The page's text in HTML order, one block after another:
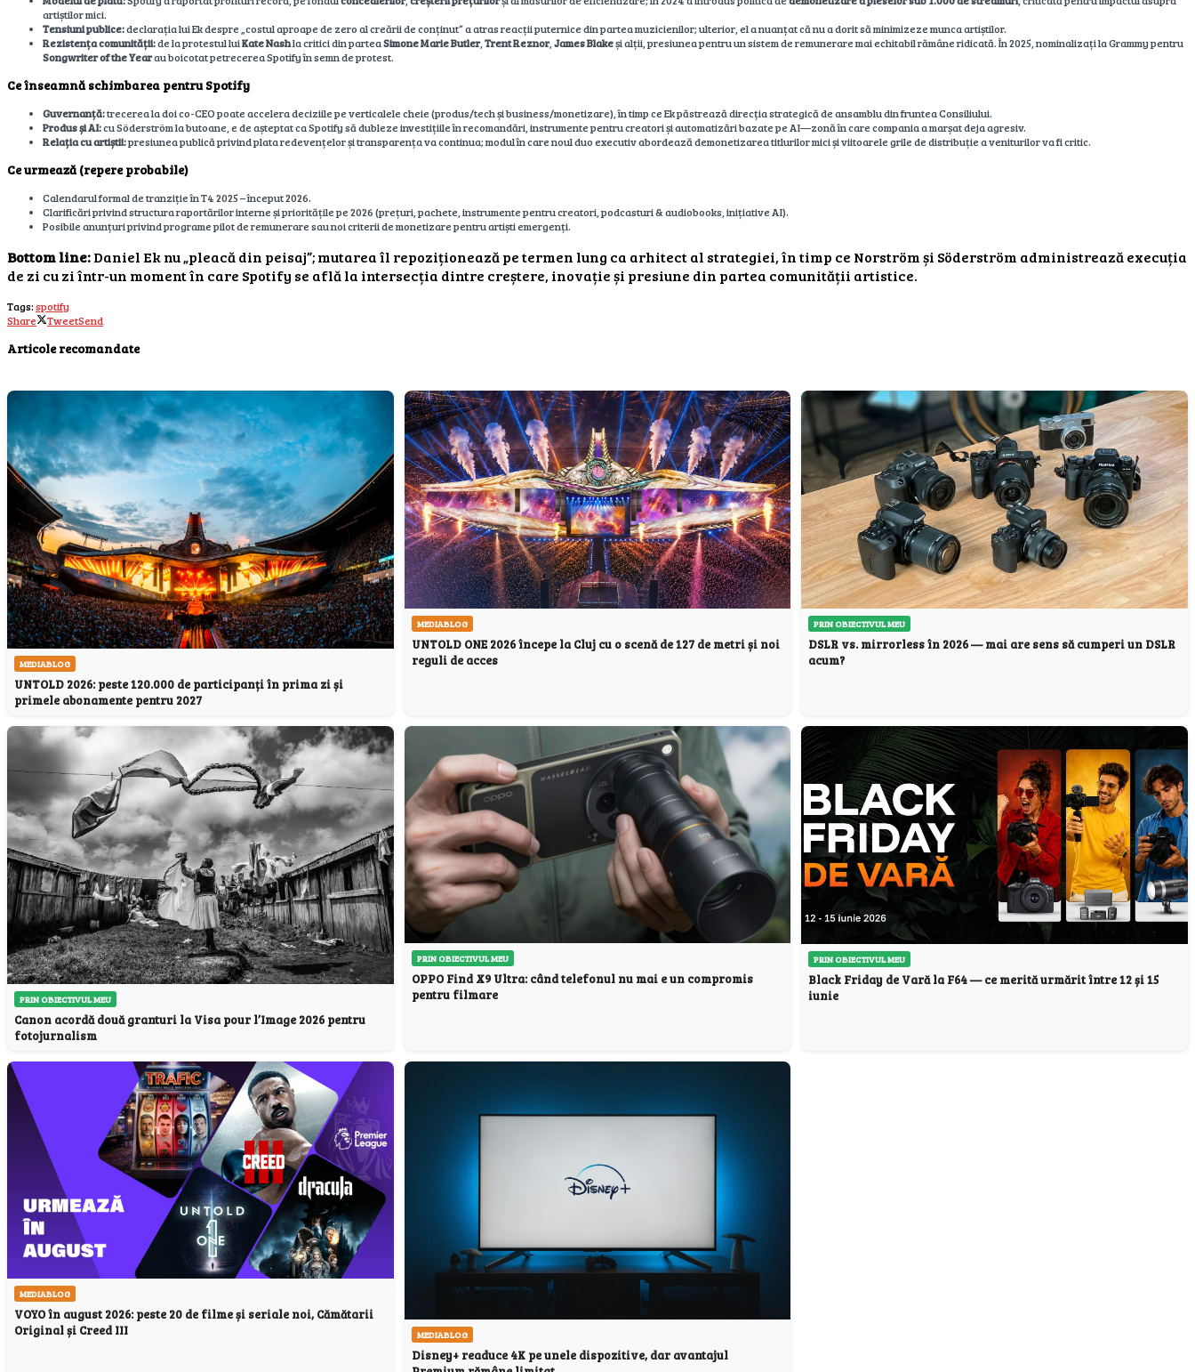
artiștilor mici.
Tensiuni publice:declarația lui Ek despre „costul aproape de zero al creării de conținut” a atras reacții puternice din partea muzicienilor; ulterior, el a nuanțat că nu a dorit să minimizeze munca artiștilor.
Rezistența comunității:de la protestul luiKate Nashla critici din parteaSimone Marie Butler, Trent Reznor, James Blakeși alții, presiunea pentru un sistem de remunerare mai echitabil rămâne ridicată. În 2025, nominalizați la Grammy pentru
Songwriter of the Yearau boicotat petrecerea Spotify în semn de protest.
Ce înseamnă schimbarea pentru Spotify
Guvernanță:trecerea la doi co-CEO poate accelera deciziile pe verticalele cheie (produs/tech și business/monetizare), în timp ce Ek păstrează direcția strategică de ansamblu din fruntea Consiliului.
Produs și AI:cu Söderström la butoane, e de așteptat ca Spotify să dubleze investițiile în recomandări, instrumente pentru creatori și automatizări bazate pe AI—zonă în care compania a marșat deja agresiv.
Relația cu artiștii:presiunea publică privind plata redevențelor și transparența va continua; modul în care noul duo executiv abordează demonetizarea titlurilor mici și viitoarele grile de distribuție a veniturilor va fi critic.
Ce urmează (repere probabile)
Calendarul formal de tranziție în T4 2025 – început 2026.
Clarificări privind structura raportărilor interne și prioritățile pe 2026 (prețuri, pachete, instrumente pentru creatori, podcasturi & audiobooks, inițiative AI).
Posibile anunțuri privind programe pilot de remunerare sau noi criterii de monetizare pentru artiști emergenți.
Bottom line:Daniel Ek nu „pleacă din peisaj”; mutarea îl repoziționează pe termen lung ca arhitect al strategiei, în timp ce Norström și Söderström administrează execuția
de zi cu zi într-un moment în care Spotify se află la intersecția dintre creștere, inovație și presiune din partea comunității artistice.
Tags:spotify
Share
TweetSend
Articole recomandate
MEDIABLOG
UNTOLD 2026: peste 120.000 de participanți în prima zi și
primele abonamente pentru 2027
MEDIABLOG
UNTOLD ONE 2026 începe la Cluj cu o scenă de 127 de metri și noi
reguli de acces
PRIN OBIECTIVUL MEU
DSLR vs. mirrorless în 2026 — mai are sens să cumperi un DSLR
acum?
PRIN OBIECTIVUL MEU
Canon acordă două granturi la Visa pour l’Image 2026 pentru
fotojurnalism
PRIN OBIECTIVUL MEU
OPPO Find X9 Ultra: când telefonul nu mai e un compromis
pentru filmare
PRIN OBIECTIVUL MEU
Black Friday de Vară la F64 — ce merită urmărit între 12 și 15
iunie
MEDIABLOG
VOYO în august 2026: peste 20 de filme și seriale noi, Cămătarii
Original și Creed III
MEDIABLOG
Disney+ readuce 4K pe unele dispozitive, dar avantajul